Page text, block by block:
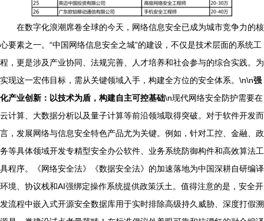
在数字化浪潮席卷全球的今天，网络信息安全已成为城市竞争力的核
心要素之一。“中国网络信息安全之城”的建设，不仅是技术层面的系统工
程，更是涉及产业协同、法规完善、人才培养和社会参与的综合实践。为
实现这一宏伟目标，需从关键领域入手，构建全方位的安全体系。\n\n强
化产业创新：以技术为盾，构建自主可控基础\n现代网络安全防护需要在
云计算、大数据分析以及量子计算等前沿领域取得突破。对于软件开发而
言，发展网络与信息安全特色产品尤为关键。例如，针对工控、金融、政
务等具体领域开发专精型安全办公软件、业务系统防御构件和高效算法工
具程序。《网络安全法》《数据安全法》的加速落地为中国深耕自研编译
环境、协议栈和AI强绑定操作系统提供政策沃土。值得注意的是，安全开
发流程中嵌入式开源安全数据库用于实时排除高级持久威胁、深度打假溯